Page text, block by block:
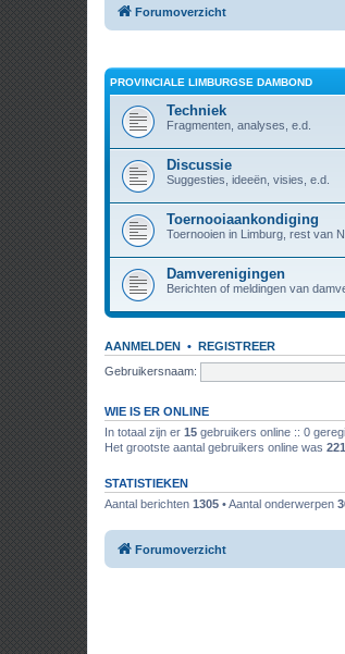
Forumoverzicht
PROVINCIALE LIMBURGSE DAMBOND
Techniek
Fragmenten, analyses, e.d.
Discussie
Suggesties, ideeën, visies, e.d.
Toernooiaankondiging
Toernooien in Limburg, rest van
Damverenigingen
Berichten of meldingen van
AANMELDEN • REGISTREER
Gebruikersnaam:
WIE IS ER ONLINE
In totaal zijn er 15 gebruikers online :: 0
Het grootste aantal gebruikers online was
STATISTIEKEN
Aantal berichten 1305 • Aantal onderwerpen
Forumoverzicht